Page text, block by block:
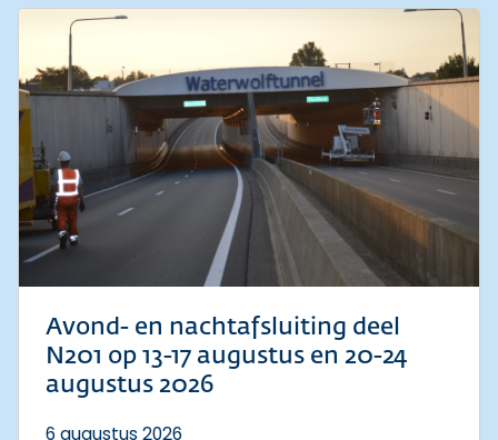
Avond- en nachtafsluiting deel
N201 op 13-17 augustus en 20-24
augustus 2026
6 augustus 2026